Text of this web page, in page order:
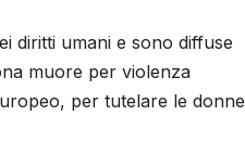
diritti umani e sono diffuse
muore per violenza
per tutelare le donne